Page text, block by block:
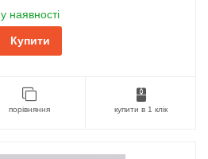
у наявності
Купити
порівняння купити в 1 клік